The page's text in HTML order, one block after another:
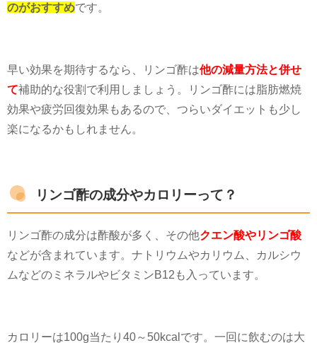
のがおすすめです。
早い効果を期待するなら、リンゴ酢は他の減量方法と併せ
て補助的な役割で利用しましょう。リンゴ酢には脂肪燃焼
効果や疲労回復効果もあるので、つらいダイエットも少し
楽になるかもしれません。
リンゴ酢の成分やカロリーって？
リンゴ酢の成分は酢酸が多く、その他クエン酸やリンゴ酸
などが含まれています。ナトリウムやカリウム、カルシウ
ムなどのミネラルやビタミンB12 も入っています。
カロリーは100g当たり 40～ 50kcal です。一回に飲むのは大